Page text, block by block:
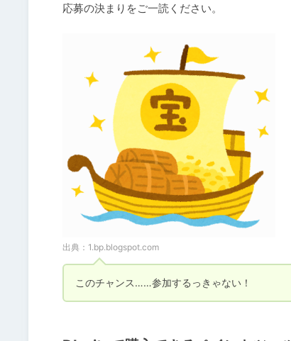
応募の決まりをご一読ください。
出典： 1.bp.blogspot.com
このチャンス……参加するっきゃない！